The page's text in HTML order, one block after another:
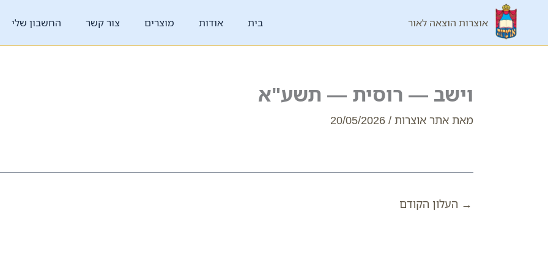
אוצרות הוצאה לאור בית אודות מוצרים צור קשר החשבון שלי
וישב — רוסית — תשע"א
מאת אתר אוצרות /
20/05/2026
→ העלון הקודם